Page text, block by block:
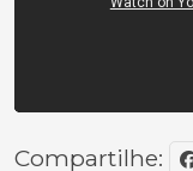
Compartilhe: